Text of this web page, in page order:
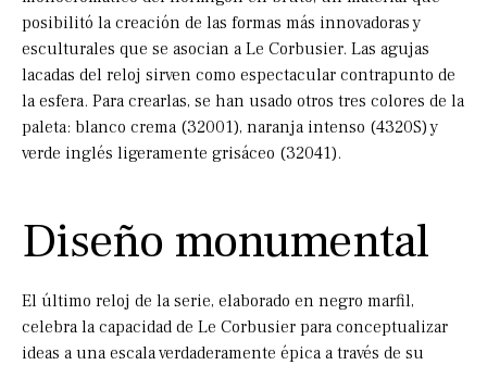
posibilitó la creación de las formas más innovadoras y
esculturales que se asocian a Le Corbusier. Las agujas
lacadas del reloj sirven como espectacular contrapunto de
la esfera. Para crearlas, se han usado otros tres colores de la
paleta: blanco crema (32001), naranja intenso (4320S) y
verde inglés ligeramente grisáceo (32041).
Diseño monumental
El último reloj de la serie, elaborado en negro marfil,
celebra la capacidad de Le Corbusier para conceptualizar
ideas a una escala verdaderamente épica a través de su